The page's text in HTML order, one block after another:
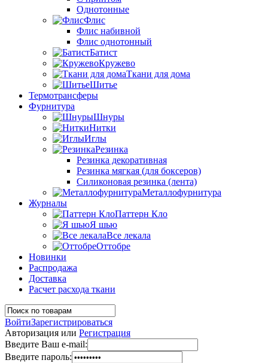
Однотонные
Флис
Флис набивной
Флис однотонный
Батист
Кружево
Ткани для дома
Шитье
Термотрансферы
Фурнитура
Шнуры
Нитки
Иглы
Резинка
Резинка декоративная
Резинка мягкая (для боксеров)
Силиконовая резинка (лента)
Металлофурнитура
Журналы
Паттерн Кло
Я шью
Все лекала
Оттобре
Новинки
Распродажа
Доставка
Расчет расхода ткани
ВойтиЗарегистрироваться
Авторизация или Регистрация
Введите Ваш e-mail:
Введите пароль: